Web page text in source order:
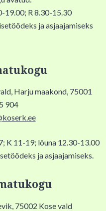
19.00; R 8.30-15.30
ja asjaajamiseks
Harju maakond, 75001
904
K 11-19; lõuna 12.30-13.00
ja asjaajamiseks.
75002 Kose vald